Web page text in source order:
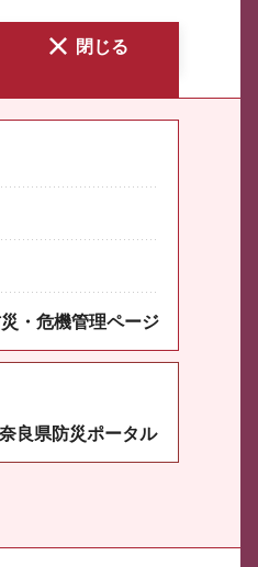
閉じる
災・危機管理ページ
奈良県防災ポータル